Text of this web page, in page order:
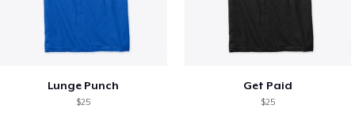
Lunge Punch
$25
Get Paid
$25